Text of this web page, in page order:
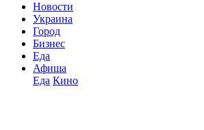
Новости
Украина
Город
Бизнес
Еда
Афиша
Еда Кино